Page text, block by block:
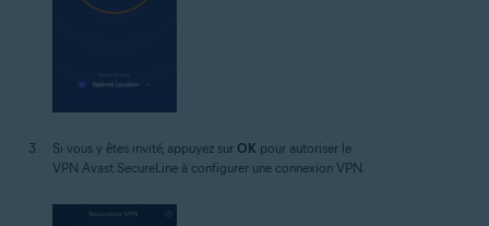
Si vous y êtes invité, appuyez sur OK pour autoriser le
VPN Avast SecureLine à configurer une connexion VPN.